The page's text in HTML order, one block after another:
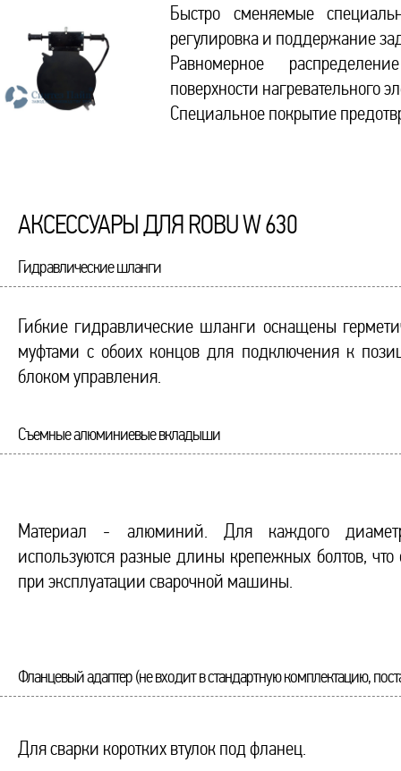
Быстро сменяемые
регулировка и поддержание
Равномерное
поверхности нагревательного
Специальное покрытие
АКСЕССУАРЫ ДЛЯ ROBU W 630
Гидравлические шланги
Гибкие гидравлические шланги оснащены
муфтами с обоих концов для подключения к
блоком управления.
Съемные алюминиевые вкладыши
Материал - алюминий. Для каждого
используются разные длины крепежных болтов, что
при эксплуатации сварочной машины.
Фланцевый адаптер (не входит в стандартную комплектацию,
Для сварки коротких втулок под фланец.